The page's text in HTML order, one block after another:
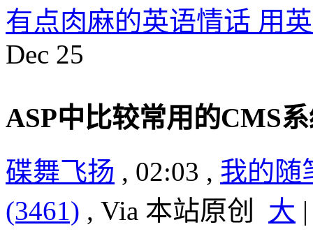
有点肉麻的英语情话 用
Dec 25
ASP中比较常用的CMS
碟舞飞扬 , 02:03 , 我的随
(3461) , Via 本站原创 大